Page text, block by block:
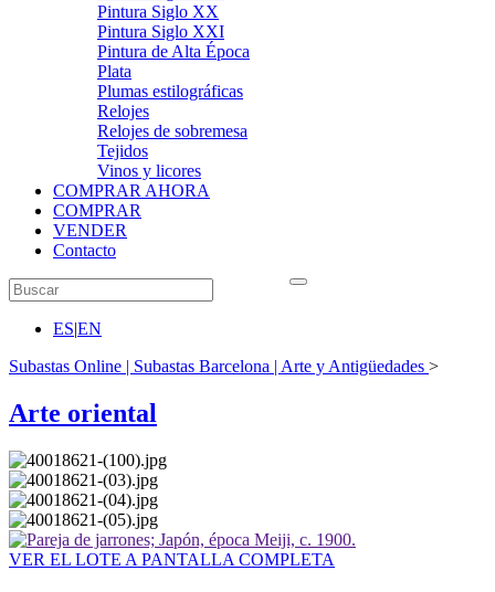
Pintura Siglo XX
Pintura Siglo XXI
Pintura de Alta Época
Plata
Plumas estilográficas
Relojes
Relojes de sobremesa
Tejidos
Vinos y licores
COMPRAR AHORA
COMPRAR
VENDER
Contacto
ES|EN
Subastas Online | Subastas Barcelona | Arte y Antigüedades >
Arte oriental
VER EL LOTE A PANTALLA COMPLETA